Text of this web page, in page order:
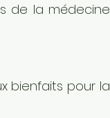
de la médecine
bienfaits pour la